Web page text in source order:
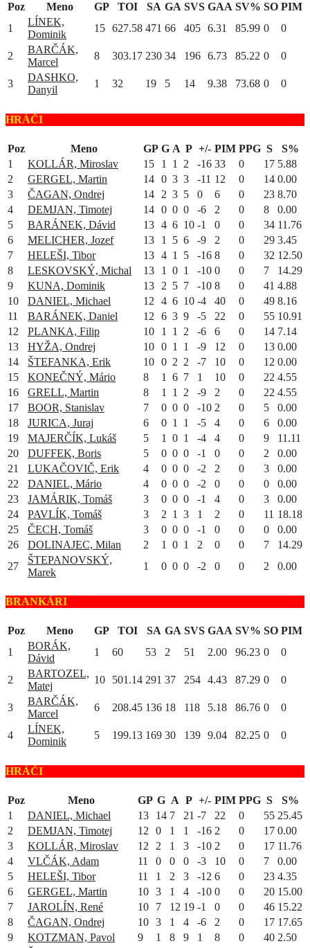
Poz Meno GP TOI SA GA SVS GAA SV% SO PIM
1
LÍNEK,
Dominik
15 627.58 471 66 405 6.31 85.99 0 0
2
BARČÁK,
Marcel
8 303.17 230 34 196 6.73 85.22 0 0
3
DASHKO,
Danyil
1 32 19 5 14 9.38 73.68 0 0
HRÁČI
Poz Meno GP G A P +/- PIM PPG S
S%
1
KOLLÁR, Miroslav 15 1 1 2 -16 33 0 17 5.88
2
GERGEL, Martin 14 0 3 3 -11 12 0 14 0.00
3
ČAGAN, Ondrej 14 2 3 5 0 6 0 23 8.70
4
DEMJAN, Timotej 14 0 0 0 -6 2 0 8
0.00
5
BARÁNEK, Dávid 13 4 6 10 -1 0 0 34 11.76
6
MELICHER, Jozef 13 1 5 6 -9 2 0 29 3.45
7
HELEŠI, Tibor 13 4 1 5 -16 8 0 32 12.50
8
LESKOVSKÝ, Michal 13 1 0 1 -10 0 0 7
14.29
9
KUNA, Dominik 13 2 5 7 -10 8 0 41 4.88
10
DANIEL, Michael 12 4 6 10 -4 40 0 49 8.16
11
BARÁNEK, Daniel 12 6 3 9 -5 22 0 55 10.91
12
PLANKA, Filip 10 1 1 2 -6 6 0 14 7.14
13
HYŽA, Ondrej 10 0 1 1 -9 12 0 13 0.00
14
ŠTEFANKA, Erik 10 0 2 2 -7 10 0 12 0.00
15
KONEČNÝ, Mário 8 1 6 7 1 10 0 22 4.55
16
GRELL, Martin 8 1 1 2 -9 2 0 22 4.55
17
BOOR, Stanislav 7 0 0 0 -10 2 0 5
0.00
18
JURICA, Juraj 6 0 1 1 -5 4 0 6
0.00
19
MAJERČÍK, Lukáš 5 1 0 1 -4 4 0 9
11.11
20
DUFFEK, Boris 5 0 0 0 -1 0 0 2
0.00
21
LUKAČOVIČ, Erik 4 0 0 0 -2 2 0 3
0.00
22
DANIEL, Mário 4 0 0 0 -2 0 0 0
0.00
23
JAMÁRIK, Tomáš 3 0 0 0 -1 4 0 3
0.00
24
PAVLÍK, Tomáš 3 2 1 3 1 2 0 11 18.18
25
ČECH, Tomáš 3 0 0 0 -1 0 0 0
0.00
26
DOLINAJEC, Milan 2 1 0 1 2 0 0 7
14.29
27
ŠTEPANOVSKÝ,
Marek
1 0 0 0 -2 0 0 2 0.00
BRANKÁRI
Poz Meno GP TOI SA GA SVS GAA SV% SO PIM
1
BORÁK,
Dávid
1 60 53 2 51 2.00 96.23 0 0
2
BARTOZEL,
Matej
10 501.14 291 37 254 4.43 87.29 0 0
3
BARČÁK,
Marcel
6 208.45 136 18 118 5.18 86.76 0 0
4
LÍNEK,
Dominik
5 199.13 169 30 139 9.04 82.25 0 0
HRÁČI
Poz Meno GP G A P +/- PIM PPG S
S%
1
DANIEL, Michael 13 14 7 21 -7 22 0 55 25.45
2
DEMJAN, Timotej 12 0 1 1 -16 2 0 17 0.00
3
KOLLÁR, Miroslav 12 2 1 3 -10 2 0 17 11.76
4
VLČÁK, Adam 11 0 0 0 -3 10 0 7
0.00
5
HELEŠI, Tibor 11 1 2 3 -12 6 0 23 4.35
6
GERGEL, Martin 10 3 1 4 -10 0 0 20 15.00
7
JAROLÍN, René 10 7 12 19 -1 0 0 46 15.22
8
ČAGAN, Ondrej 10 3 1 4 -6 2 0 17 17.65
9
KOTZMAN, Pavol 9 1 8 9 1 8 0 40 2.50